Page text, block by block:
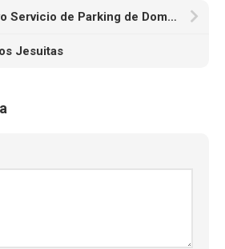
Descubre el Nuevo Servicio de Parking de Dominios de ANW
Jesuitas